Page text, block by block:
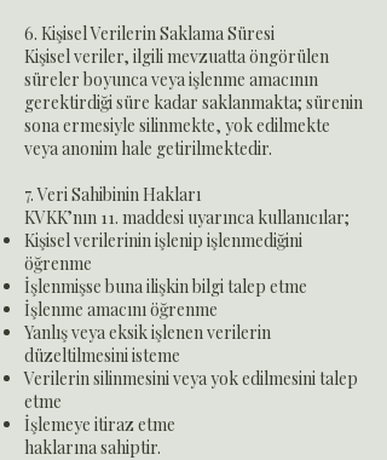
6. Kişisel Verilerin Saklama Süresi
Kişisel veriler, ilgili mevzuatta öngörülen
süreler boyunca veya işlenme amacının
gerektirdiği süre kadar saklanmakta; sürenin
sona ermesiyle silinmekte, yok edilmekte
veya anonim hale getirilmektedir.
7. Veri Sahibinin Hakları
KVKK’nın 11. maddesi uyarınca kullanıcılar;
Kişisel verilerinin işlenip işlenmediğini
öğrenme
İşlenmişse buna ilişkin bilgi talep etme
İşlenme amacını öğrenme
Yanlış veya eksik işlenen verilerin
düzeltilmesini isteme
Verilerin silinmesini veya yok edilmesini talep
etme
İşlemeye itiraz etme
haklarına sahiptir.